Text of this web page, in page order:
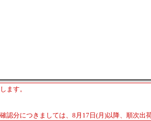
ます。
認分につきましては、8月17日(月)以降、順次出